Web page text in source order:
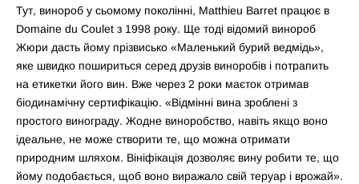
Тут, винороб у сьомому поколінні, Matthieu Barret працює в
Domaine du Coulet з 1998 року. Ще тоді відомий винороб
Жюри дасть йому прізвисько «Маленький бурий ведмідь»,
яке швидко пошириться серед друзів виноробів і потрапить
на етикетки його вин. Вже через 2 роки маєток отримав
біодинамічну сертифікацію. «Відмінні вина зроблені з
простого винограду. Жодне виноробство, навіть якщо воно
ідеальне, не може створити те, що можна отримати
природним шляхом. Вініфікація дозволяє вину робити те, що
йому подобається, щоб воно виражало свій теруар і врожай».